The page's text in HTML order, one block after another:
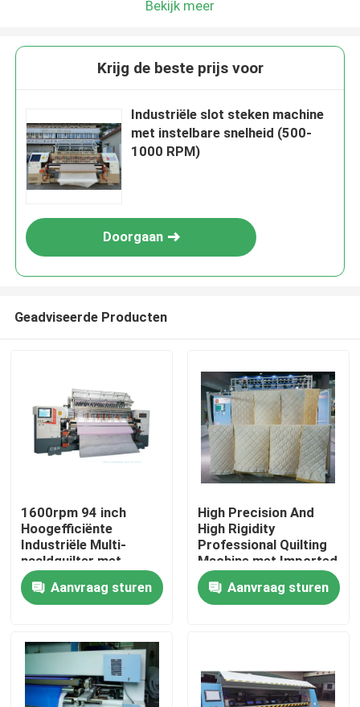
Thuis
Producten
Video's
Bekijk meer
Krijg de beste prijs voor
Industriële slot steken machine
met instelbare snelheid (500-
1000 RPM)
Doorgaan
Geadviseerde Producten
1600rpm 94 inch
Hoogefficiënte
Industriële Multi-
naaldquilter met
Automatisch
Smeersysteem
Aanvraag sturen
High Precision And
High Rigidity
Professional Quilting
Machine met Imported
Screw Rod Max
Sewing Speed 1400
R/min
Aanvraag sturen